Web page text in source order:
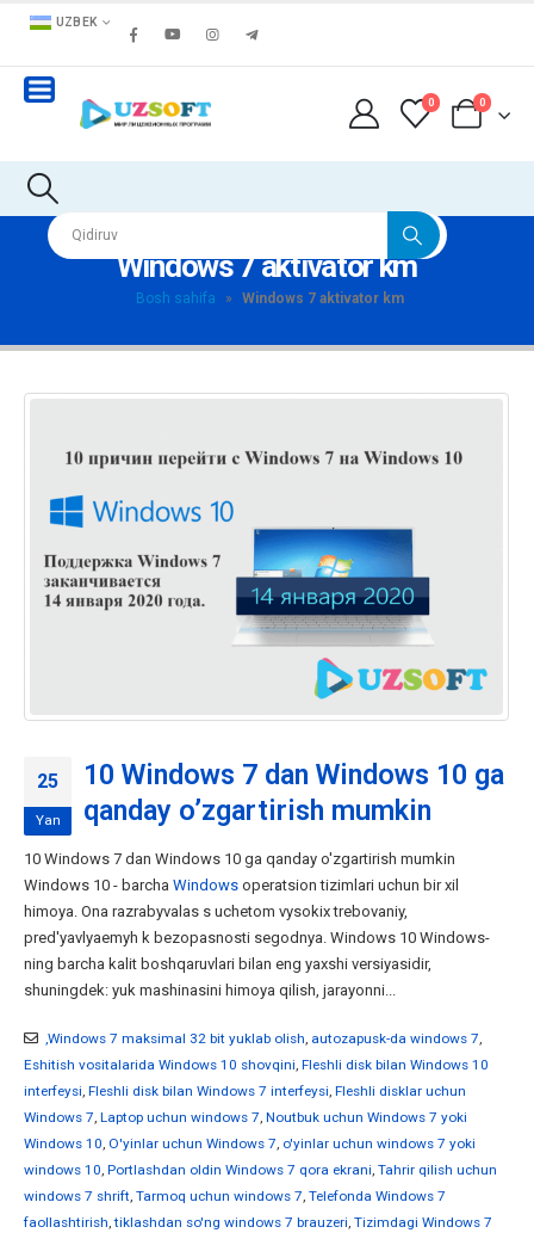
UZBEK
0 0
Windows 7 aktivator km
Bosh sahifa » Windows 7 aktivator km
25
Yan
10 Windows 7 dan Windows 10 ga
qanday o’zgartirish mumkin
10 Windows 7 dan Windows 10 ga qanday o'zgartirish mumkin
Windows 10 - barcha Windows operatsion tizimlari uchun bir xil
himoya. Ona razrabyvalas s uchetom vysokix trebovaniy,
pred'yavlyaemyh k bezopasnosti segodnya. Windows 10 Windows-
ning barcha kalit boshqaruvlari bilan eng yaxshi versiyasidir,
shuningdek: yuk mashinasini himoya qilish, jarayonni...
,Windows 7 maksimal 32 bit yuklab olish, autozapusk-da windows 7,
Eshitish vositalarida Windows 10 shovqini, Fleshli disk bilan Windows 10
interfeysi, Fleshli disk bilan Windows 7 interfeysi, Fleshli disklar uchun
Windows 7, Laptop uchun windows 7, Noutbuk uchun Windows 7 yoki
Windows 10, O'yinlar uchun Windows 7, o'yinlar uchun windows 7 yoki
windows 10, Portlashdan oldin Windows 7 qora ekrani, Tahrir qilish uchun
windows 7 shrift, Tarmoq uchun windows 7, Telefonda Windows 7
faollashtirish,tiklashdan so'ng windows 7 brauzeri, Tizimdagi Windows 7